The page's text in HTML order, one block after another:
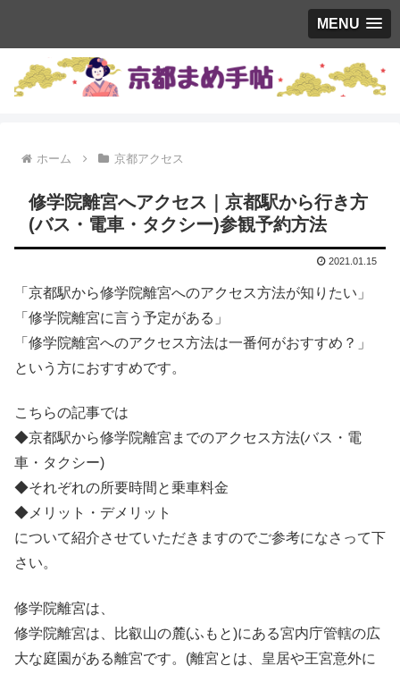
MENU
ホーム 京都アクセス
修学院離宮へアクセス｜京都駅から行き方
(バス・電車・タクシー)参観予約方法
2021.01.15
「京都駅から修学院離宮へのアクセス方法が知りたい」
「修学院離宮に言う予定がある」
「修学院離宮へのアクセス方法は一番何がおすすめ？」
という方におすすめです。
こちらの記事では
◆京都駅から修学院離宮までのアクセス方法(バス・電
車・タクシー)
◆それぞれの所要時間と乗車料金
◆メリット・デメリット
について紹介させていただきますのでご参考になさって下
さい。
修学院離宮は、
修学院離宮は、比叡山の麓(ふもと)にある宮内庁管轄の広
大な庭園がある離宮です。(離宮とは、皇居や王宮意外に